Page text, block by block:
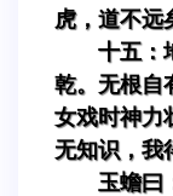
虎，道不远
十五：
乾。无根自
女戏时神力
无知识，我
玉蟾曰